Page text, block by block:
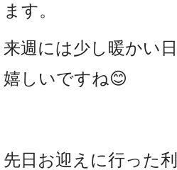
ます。
来週には少し暖かい
嬉しいですね😊
先日お迎えに行った